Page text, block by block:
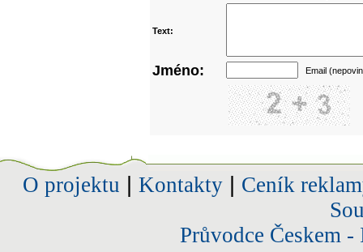
Text:
Jméno: Email
O projektu Kontakty| Ceník
Průvodce Českem